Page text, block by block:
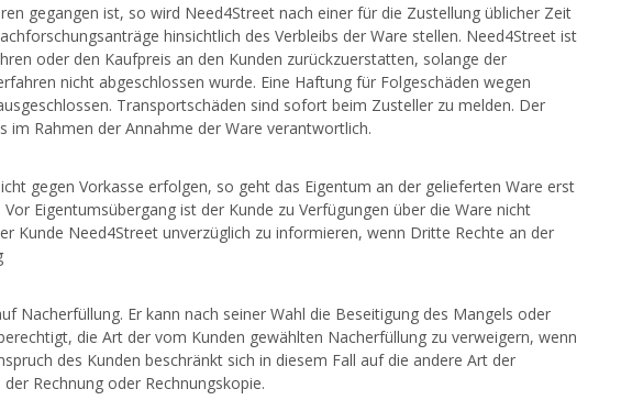
gegangen ist, so wird Need4Street nach einer für die Zustellung üblicher Zeit
hinsichtlich des Verbleibs der Ware stellen. Need4Street ist
oder den Kaufpreis an den Kunden zurückzuerstatten, solange der
nicht abgeschlossen wurde. Eine Haftung für Folgeschäden wegen
Transportschäden sind sofort beim Zusteller zu melden. Der
Rahmen der Annahme der Ware verantwortlich.
gegen Vorkasse erfolgen, so geht das Eigentum an der gelieferten Ware erst
Eigentumsübergang ist der Kunde zu Verfügungen über die Ware nicht
Kunde Need4Street unverzüglich zu informieren, wenn Dritte Rechte an der
Nacherfüllung. Er kann nach seiner Wahl die Beseitigung des Mangels oder
die Art der vom Kunden gewählten Nacherfüllung zu verweigern, wenn
des Kunden beschränkt sich in diesem Fall auf die andere Art der
Rechnung oder Rechnungskopie.